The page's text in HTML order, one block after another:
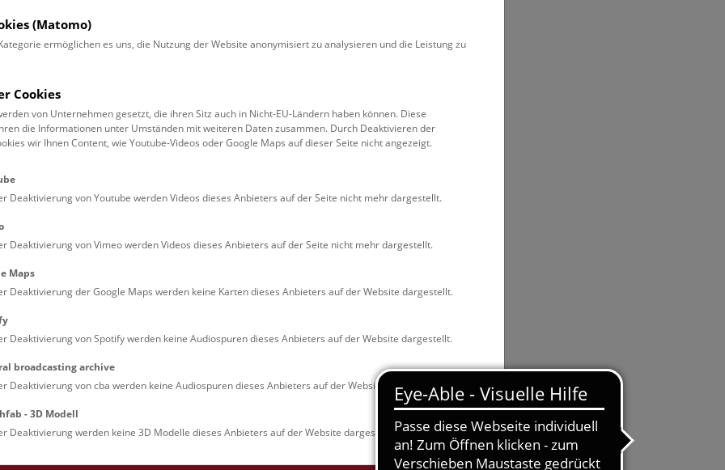
| Themenführung
zeigt ausgewählte
Syphilis oder
und
lebensecht. Auch
eingegangen. Auf
eingegangen werden.
hier.
möglich.
(Matomo)
ermöglichen es uns, die Nutzung der Website anonymisiert zu analysieren und die Leistung zu
Cookies
von Unternehmen gesetzt, die ihren Sitz auch in Nicht-EU-Ländern haben können. Diese
die Informationen unter Umständen mit weiteren Daten zusammen. Durch Deaktivieren der
wir Ihnen Content, wie Youtube-Videos oder Google Maps auf dieser Seite nicht angezeigt.
Deaktivierung von Youtube werden Videos dieses Anbieters auf der Seite nicht mehr dargestellt.
Deaktivierung von Vimeo werden Videos dieses Anbieters auf der Seite nicht mehr dargestellt.
Maps
Deaktivierung der Google Maps werden keine Karten dieses Anbieters auf der Website dargestellt.
Deaktivierung von Spotify werden keine Audiospuren dieses Anbieters auf der Website dargestellt.
broadcasting archive
Deaktivierung von cba werden keine Audiospuren dieses Anbieters auf der Website dargestellt.
- 3D Modell
Deaktivierung werden keine 3D Modelle dieses Anbieters auf der Website dargestellt.